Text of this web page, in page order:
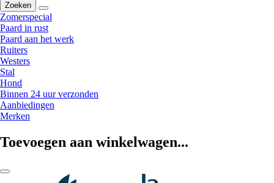
Zoeken
Zomerspecial
Paard in rust
Paard aan het werk
Ruiters
Westers
Stal
Hond
Binnen 24 uur verzonden
Aanbiedingen
Merken
Toevoegen aan winkelwagen...